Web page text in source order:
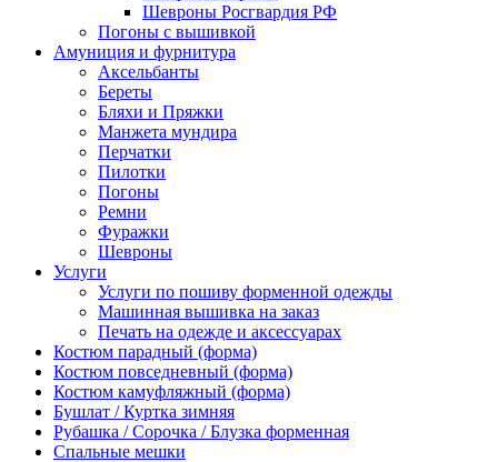
Шевроны Росгвардия РФ
Погоны с вышивкой
Амуниция и фурнитура
Аксельбанты
Береты
Бляхи и Пряжки
Манжета мундира
Перчатки
Пилотки
Погоны
Ремни
Фуражки
Шевроны
Услуги
Услуги по пошиву форменной одежды
Машинная вышивка на заказ
Печать на одежде и аксессуарах
Костюм парадный (форма)
Костюм повседневный (форма)
Костюм камуфляжный (форма)
Бушлат / Куртка зимняя
Рубашка / Сорочка / Блузка форменная
Спальные мешки